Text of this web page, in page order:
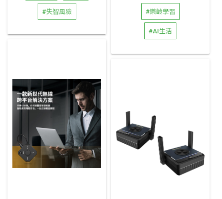
#失智風險 #樂齡學習
#AI生活